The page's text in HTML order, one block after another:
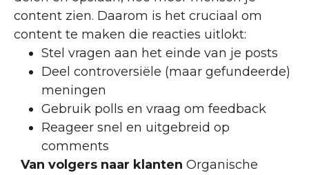
content zien. Daarom is het cruciaal om
content te maken die reacties uitlokt:
Stel vragen aan het einde van je posts
Deel controversiële (maar gefundeerde)
meningen
Gebruik polls en vraag om feedback
Reageer snel en uitgebreid op
comments
Van volgers naar klanten Organische